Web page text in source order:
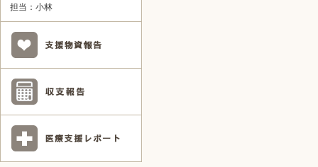
担当：小林